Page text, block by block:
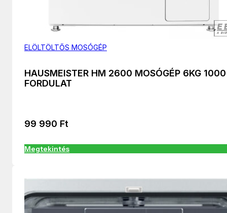
ELÖLTÖLTŐS MOSÓGÉP
HAUSMEISTER HM 2600 MOSÓGÉP 6KG 1000
FORDULAT
99 990 Ft
Megtekintés